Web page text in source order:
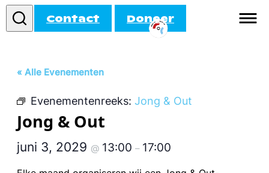
Contact Doneer
Activiteiten
Agenda
« Alle Evenementen
Evenementenreeks: Jong & Out
Jong & Out
juni 3, 2029 @ 13:00 – 17:00